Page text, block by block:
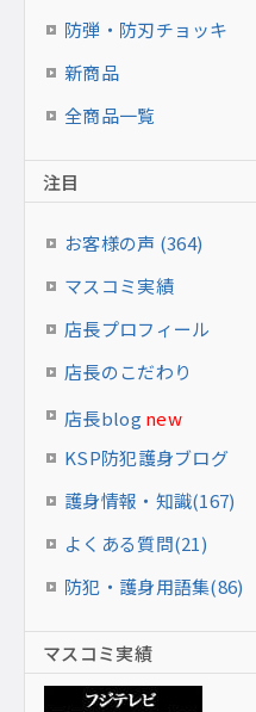
防弾・防刃チョッキ
新商品
全商品一覧
注目
お客様の声 (364)
マスコミ実績
店長プロフィール
店長のこだわり
店長blog new
KSP防犯護身ブログ
護身情報・知識(167)
よくある質問(21)
防犯・護身用語集(86)
マスコミ実績